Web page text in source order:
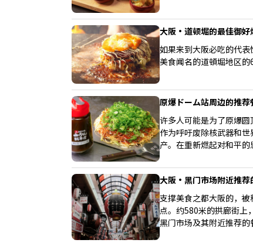
大阪・道顿堀的最佳御
如果来到大阪必吃的代
美食闻名的道頓堀地区的
原爆ドーム站周边的推荐
许多人可能是为了原爆
作为呼吁废除核武器和
产。在重新燃起对和平
大阪・黑门市场附近推
支撑美食之都大阪的，
点。约580米的拱廊街上
黑门市场及其附近推荐的